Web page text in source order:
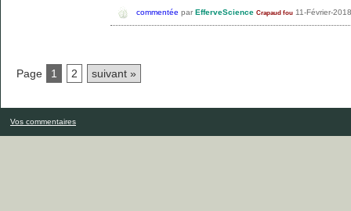
commentée par EfferveScience Crapaud fou 11-Février-2018
Page 1 2 suivant »
Vos commentaires